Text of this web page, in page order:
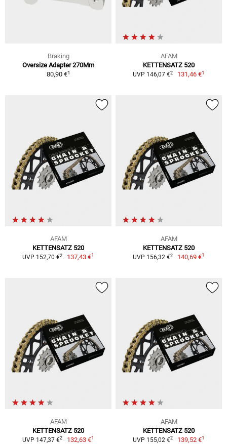
Braking
Oversize Adapter 270Mm
80,90 €1
AFAM
KETTENSATZ 520
UVP 146,07 €2 131,46 €1
AFAM
KETTENSATZ 520
UVP 152,70 €2 137,43 €1
AFAM
KETTENSATZ 520
UVP 156,32 €2 140,69 €1
AFAM
KETTENSATZ 520
UVP 147,37 €2 132,63 €1
AFAM
KETTENSATZ 520
UVP 155,02 €2 139,52 €1